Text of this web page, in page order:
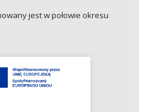
jest w połowie okresu